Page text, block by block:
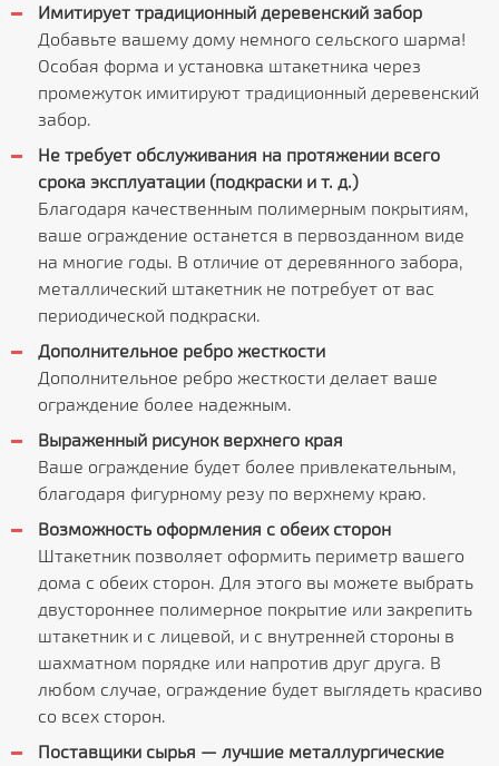
Имитирует традиционный деревенский забор
Добавьте вашему дому немного сельского шарма!
Особая форма и установка штакетника через
промежуток имитируют традиционный деревенский
забор.
Не требует обслуживания на протяжении всего
срока эксплуатации (подкраски и т. д.)
Благодаря качественным полимерным покрытиям,
ваше ограждение останется в первозданном виде
на многие годы. В отличие от деревянного забора,
металлический штакетник не потребует от вас
периодической подкраски.
Дополнительное ребро жесткости
Дополнительное ребро жесткости делает ваше
ограждение более надежным.
Выраженный рисунок верхнего края
Ваше ограждение будет более привлекательным,
благодаря фигурному резу по верхнему краю.
Возможность оформления с обеих сторон
Штакетник позволяет оформить периметр вашего
дома с обеих сторон. Для этого вы можете выбрать
двустороннее полимерное покрытие или закрепить
штакетник и с лицевой, и с внутренней стороны в
шахматном порядке или напротив друг друга. В
любом случае, ограждение будет выглядеть красиво
со всех сторон.
Поставщики сырья — лучшие металлургические